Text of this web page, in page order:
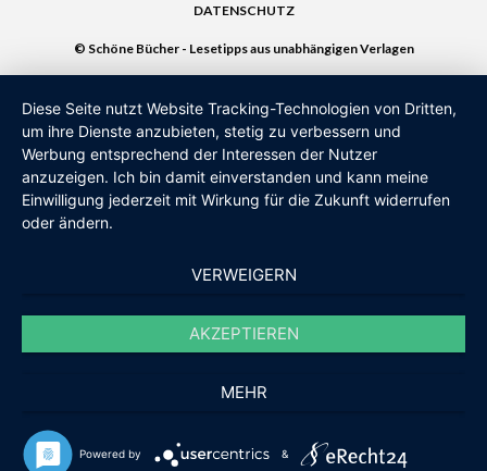
DATENSCHUTZ
© Schöne Bücher - Lesetipps aus unabhängigen Verlagen
Diese Seite nutzt Website Tracking-Technologien von Dritten,
um ihre Dienste anzubieten, stetig zu verbessern und
Werbung entsprechend der Interessen der Nutzer
anzuzeigen. Ich bin damit einverstanden und kann meine
Einwilligung jederzeit mit Wirkung für die Zukunft widerrufen
oder ändern.
VERWEIGERN
AKZEPTIEREN
MEHR
Powered by &